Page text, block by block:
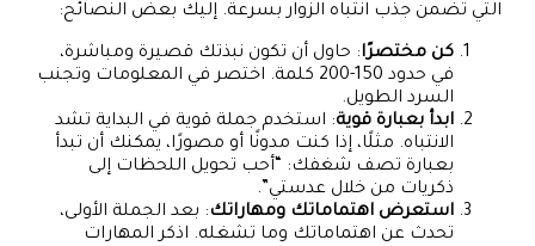
التي تضمن جذب انتباه الزوار بسرعة. إليك بعض النصائح:
كن مختصرًا: حاول أن تكون نبذتك قصيرة ومباشرة،
في حدود 150-200 كلمة. اختصر في المعلومات وتجنب
السرد الطويل.
ابدأ بعبارة قوية: استخدم جملة قوية في البداية تشد
الانتباه. مثلًا، إذا كنت مدونًا أو مصورًا، يمكنك أن تبدأ
بعبارة تصف شغفك: “أحب تحويل اللحظات إلى
ذكريات من خلال عدستي”.
استعرض اهتماماتك ومهاراتك: بعد الجملة الأولى،
تحدث عن اهتماماتك وما تشغله. اذكر المهارات